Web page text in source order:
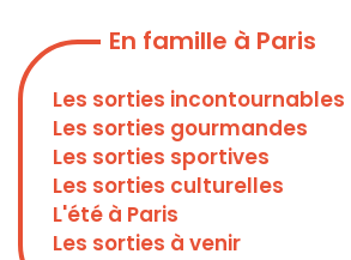
En famille à Paris
Les sorties incontournables
Les sorties gourmandes
Les sorties sportives
Les sorties culturelles
L'été à Paris
Les sorties à venir